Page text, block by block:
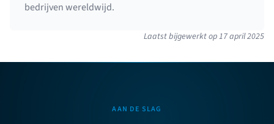
bedrijven wereldwijd.
Laatst bijgewerkt op17 april 2025
AAN DE SLAG